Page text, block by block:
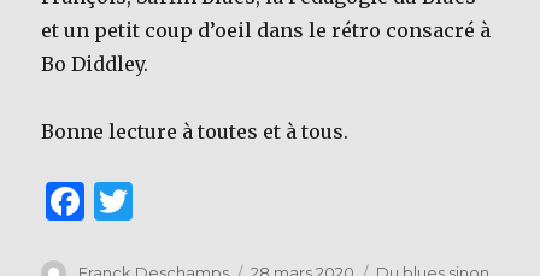
et un petit coup d’oeil dans le rétro consacré à
Bo Diddley.
Bonne lecture à toutes et à tous.
F
Auteur
Franck Deschamps
Publié
28 mars 2020 Catégories
Du blues sinon